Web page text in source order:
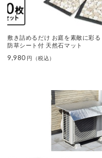
敷き詰めるだけ お庭を素敵に彩る
防草シート付 天然石マット
9,980